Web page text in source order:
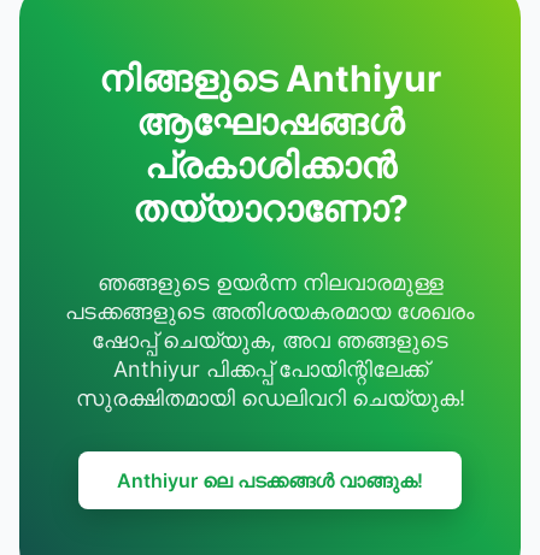
നിങ്ങളുടെ Anthiyur
ആഘോഷങ്ങൾ
പ്രകാശിക്കാൻ
തയ്യാറാണോ?
ഞങ്ങളുടെ ഉയർന്ന നിലവാരമുള്ള
പടക്കങ്ങളുടെ അതിശയകരമായ ശേഖരം
ഷോപ്പ് ചെയ്യുക, അവ ഞങ്ങളുടെ
Anthiyur പിക്കപ്പ് പോയിന്റിലേക്ക്
സുരക്ഷിതമായി ഡെലിവറി ചെയ്യുക!
Anthiyur ലെ പടക്കങ്ങൾ വാങ്ങുക!